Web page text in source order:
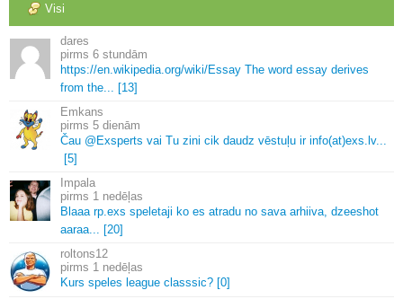
Visi
dares
6 stundām
https://en. wikipedia. org/wiki/Essay The word essay derives
from the.
[13]
Emkans
5 dienām
Čau @Exsperts vai Tu zini cik daudz vēstuļu ir info(at)exs. lv.
[5]
Impala
1 nedēļas
Blaaa rp. exs speletaji ko es atradu no sava arhiiva, dzeeshot
aaraa.
[20]
roltons12
1 nedēļas
Kurs speles league classsic? [0]